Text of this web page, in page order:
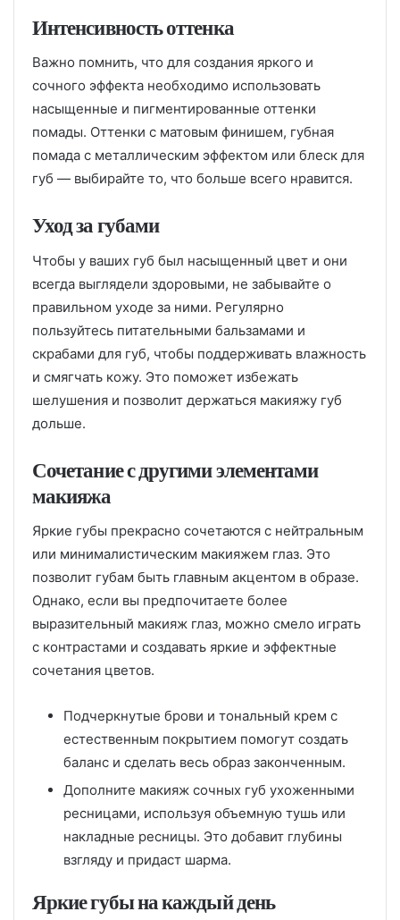
Интенсивность оттенка
Важно помнить, что для создания яркого и
сочного эффекта необходимо использовать
насыщенные и пигментированные оттенки
помады. Оттенки с матовым финишем, губная
помада с металлическим эффектом или блеск для
губ — выбирайте то, что больше всего нравится.
Уход за губами
Чтобы у ваших губ был насыщенный цвет и они
всегда выглядели здоровыми, не забывайте о
правильном уходе за ними. Регулярно
пользуйтесь питательными бальзамами и
скрабами для губ, чтобы поддерживать влажность
и смягчать кожу. Это поможет избежать
шелушения и позволит держаться макияжу губ
дольше.
Сочетание с другими элементами
макияжа
Яркие губы прекрасно сочетаются с нейтральным
или минималистическим макияжем глаз. Это
позволит губам быть главным акцентом в образе.
Однако, если вы предпочитаете более
выразительный макияж глаз, можно смело играть
с контрастами и создавать яркие и эффектные
сочетания цветов.
Подчеркнутые брови и тональный крем с
естественным покрытием помогут создать
баланс и сделать весь образ законченным.
Дополните макияж сочных губ ухоженными
ресницами, используя объемную тушь или
накладные ресницы. Это добавит глубины
взгляду и придаст шарма.
Яркие губы на каждый день